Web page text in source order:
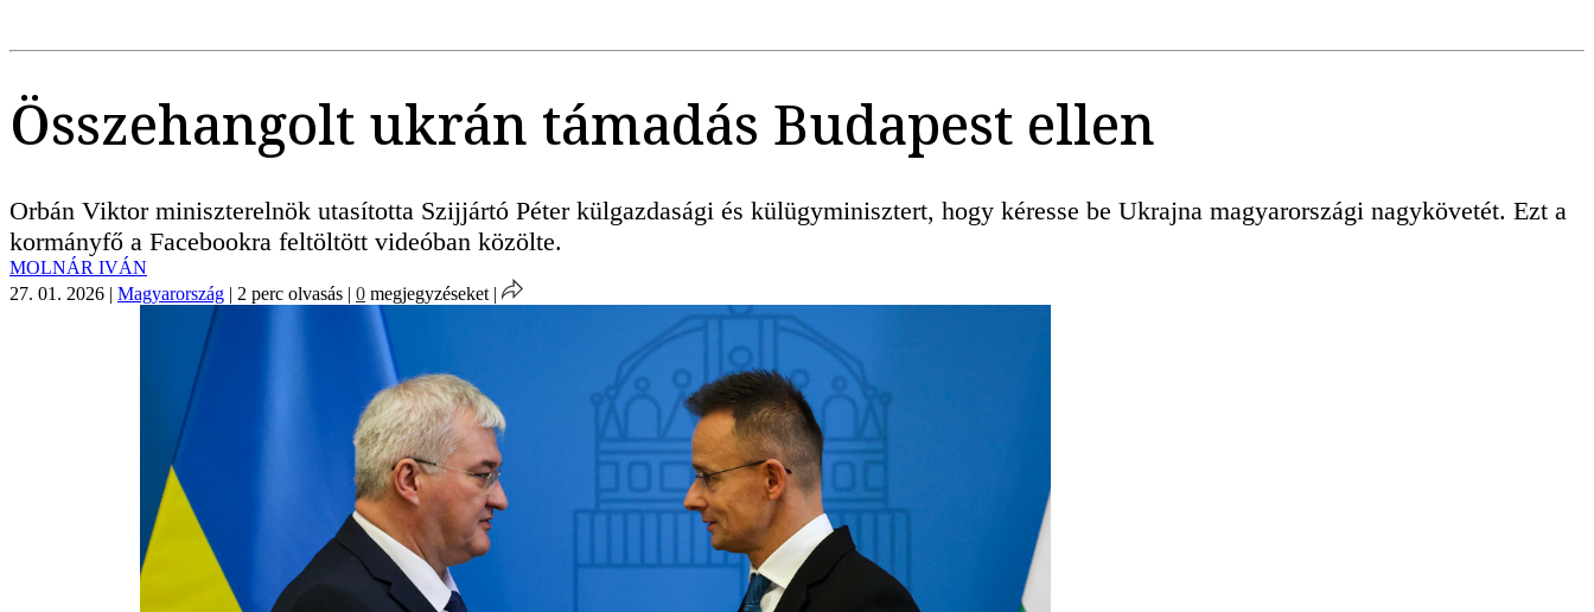
Összehangolt ukrán támadás Budapest ellen
Orbán Viktor miniszterelnök utasította Szijjártó Péter külgazdasági és külügyminisztert, hogy kéresse be Ukrajna magyarországi nagykövetét. Ezt a
kormányfő a Facebookra feltöltött videóban közölte.
MOLNÁR IVÁN
27. 01. 2026 | Magyarország | 2 perc olvasás | 0 megjegyzéseket |